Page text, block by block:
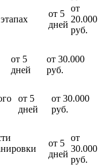
от 5
дней
от
20.000
руб.
от 5
дней
от 30.000
руб.
от 5
дней
от 30.000
руб.
от 5
дней
от
30.000
руб.